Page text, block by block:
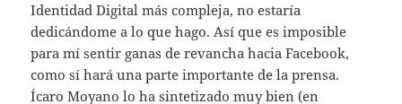
Identidad Digital más compleja, no estaría
dedicándome a lo que hago. Así que es imposible
para mí sentir ganas de revancha hacia Facebook,
como sí hará una parte importante de la prensa.
Ícaro Moyano lo ha sintetizado muy bien (en